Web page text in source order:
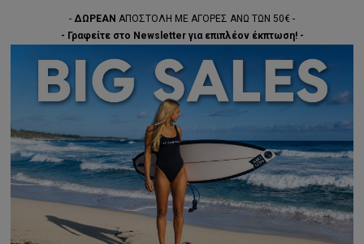
- ΔΩΡΕΑΝ ΑΠΟΣΤΟΛΗ ΜΕ ΑΓΟΡΕΣ ΑΝΩ ΤΩΝ 50€ -
- Γραφείτε στο Newsletter για επιπλέον έκπτωση! -